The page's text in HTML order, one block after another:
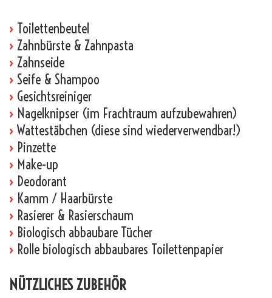
› Toilettenbeutel
› Zahnbürste & Zahnpasta
› Zahnseide
› Seife & Shampoo
› Gesichtsreiniger
› Nagelknipser (im Frachtraum aufzubewahren)
› Wattestäbchen (diese sind wiederverwendbar!)
› Pinzette
› Make-up
› Deodorant
› Kamm / Haarbürste
› Rasierer & Rasierschaum
› Biologisch abbaubare Tücher
› Rolle biologisch abbaubares Toilettenpapier
NÜTZLICHES ZUBEHÖR